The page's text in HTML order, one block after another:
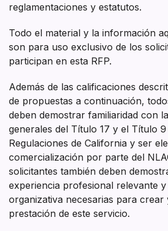
reglamentaciones y estatutos.
Todo el material y la información
son para uso exclusivo de los
participan en esta RFP.
Además de las calificaciones
de propuestas a continuación,
deben demostrar familiaridad con
generales del Título 17 y el Título 9
Regulaciones de California y ser
comercialización por parte del
solicitantes también deben
experiencia profesional relevante
organizativa necesarias para crear
prestación de este servicio.